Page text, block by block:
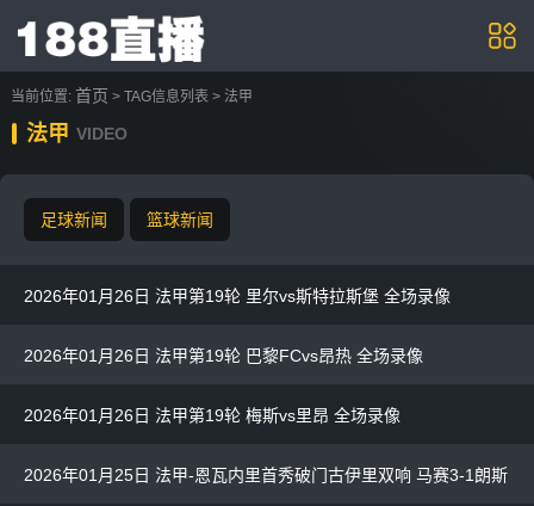
当前位置: 首页 > TAG信息列表 > 法甲
法甲 VIDEO
足球新闻 篮球新闻
2026年01月26日 法甲第19轮 里尔vs斯特拉斯堡 全场录像
2026年01月26日 法甲第19轮 巴黎FCvs昂热 全场录像
2026年01月26日 法甲第19轮 梅斯vs里昂 全场录像
2026年01月25日 法甲-恩瓦内里首秀破门古伊里双响 马赛3-1朗斯